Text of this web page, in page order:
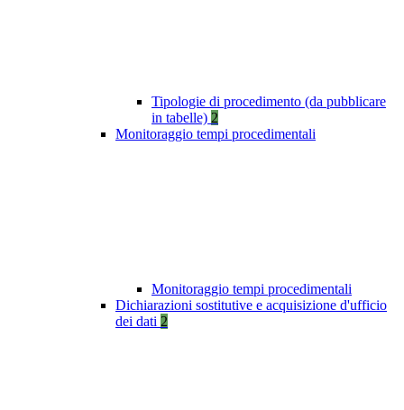
Tipologie di procedimento (da pubblicare
in tabelle) 2
Monitoraggio tempi procedimentali
Monitoraggio tempi procedimentali
Dichiarazioni sostitutive e acquisizione d'ufficio
dei dati 2